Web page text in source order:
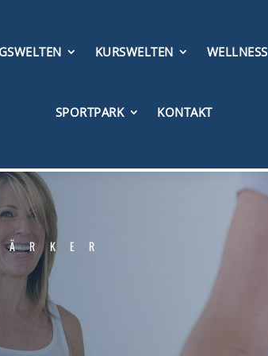
KURSWELTEN WELLNESS
SPORTPARK KONTAKT